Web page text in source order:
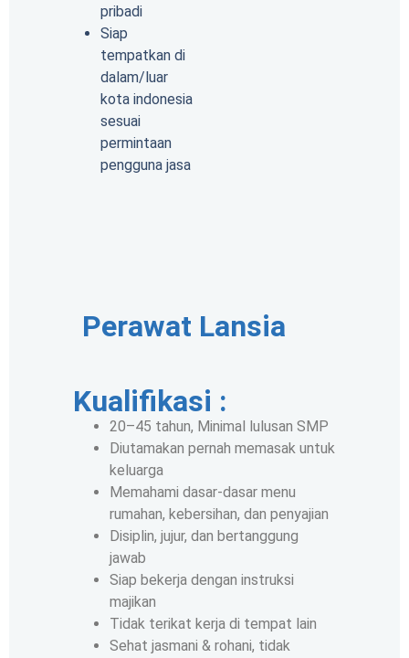
pribadi
Siap
tempatkan di
dalam/luar
kota indonesia
sesuai
permintaan
pengguna jasa
Perawat Lansia
Kualifikasi :
20–45 tahun, Minimal lulusan SMP
Diutamakan pernah memasak untuk
keluarga
Memahami dasar-dasar menu
rumahan, kebersihan, dan penyajian
Disiplin, jujur, dan bertanggung
jawab
Siap bekerja dengan instruksi
majikan
Tidak terikat kerja di tempat lain
Sehat jasmani & rohani, tidak